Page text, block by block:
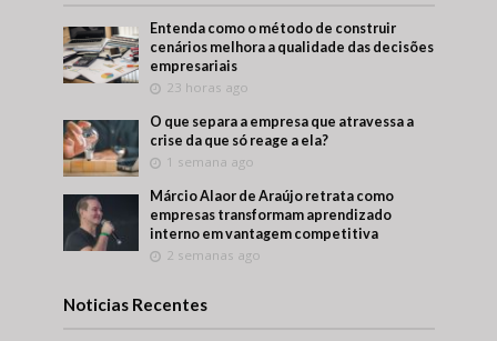
Entenda como o método de construir
cenários melhora a qualidade das decisões
empresariais
23 horas ago
O que separa a empresa que atravessa a
crise da que só reage a ela?
1 semana ago
Márcio Alaor de Araújo retrata como
empresas transformam aprendizado
interno em vantagem competitiva
2 semanas ago
Noticias Recentes